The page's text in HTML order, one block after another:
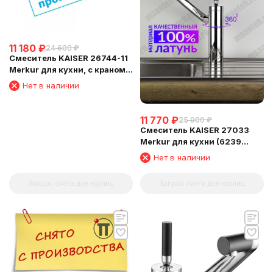
11 180 ₽24 600 ₽
Смеситель KAISER 26744-11
Merkur для кухни, с краном
для питьевой воды,
Нет в наличии
11 770 ₽25 900 ₽
Смеситель KAISER 27033
Merkur для кухни (6239
Картридж)
Нет в наличии